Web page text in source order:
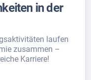
in der
laufen
zusammen –
Karriere!